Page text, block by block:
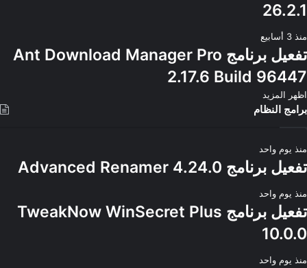
26.2.1
منذ 3 أسابيع
تفعيل برنامج Ant Download Manager Pro
2.17.6 Build 96447
اظهر المزيد
برامج النظام
منذ يوم واحد
تفعيل برنامج Advanced Renamer 4.24.0
منذ يوم واحد
تفعيل برنامج TweakNow WinSecret Plus
10.0.0
منذ يوم واحد